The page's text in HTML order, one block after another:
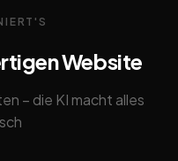
Website
– die KI macht alles